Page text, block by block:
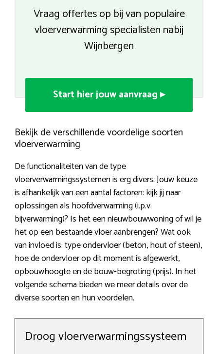
Vraag offertes op bij van populaire
vloerverwarming specialisten nabij
Wijnbergen
Start hier jouw aanvraag ▸
Bekijk de verschillende voordelige soorten
vloerverwarming
De functionaliteiten van de type
vloerverwarmingssystemen is erg divers. Jouw keuze
is afhankelijk van een aantal factoren: kijk jij naar
oplossingen als hoofdverwarming (i.p.v.
bijverwarming)? Is het een nieuwbouwwoning of wil je
het op een bestaande vloer aanbrengen? Wat ook
van invloed is: type ondervloer (beton, hout of steen),
hoe de ondervloer op dit moment is afgewerkt,
opbouwhoogte en de bouw-begroting (prijs). In het
volgende schema bieden we meer details over de
diverse soorten en hun voordelen.
Droog vloerverwarmingssysteem